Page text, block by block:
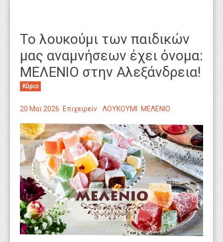
Το λουκούμι των παιδικών
μας αναμνήσεων έχει όνομα:
ΜΕΛΕΝΙΟ στην Αλεξάνδρεια!
Κύριο
20 Μαϊ 2026 Επιχειρείν ΛΟΥΚΟΥΜΙ ΜΕΛΕΝΙΟ
Τεχνολογία
Εκπαίδευση
Υγεία
Κυτίο Παραπόνων Πολιτών
WEBTV